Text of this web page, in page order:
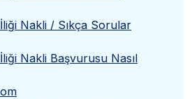
Nakli / Sıkça Sorular
Nakli Başvurusu Nasıl